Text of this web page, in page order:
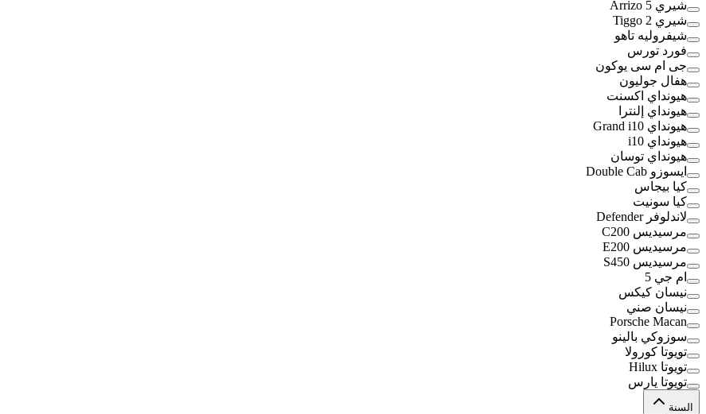
شيري Arrizo 5
شيري Tiggo 2
شيفروليه تاهو
فورد تورس
جى ام سى يوكون
هفال جوليون
هيونداي اكسنت
هيونداي إلنترا
هيونداي Grand i10
هيونداي i10
هيونداي توسان
ايسوزو Double Cab
كيا بيجاس
كيا سونيت
لاندلوفر Defender
مرسيديس C200
مرسيديس E200
مرسيديس S450
ام جي 5
نيسان كيكس
نيسان صني
Porsche Macan
سوزوكي بالينو
تويوتا كورولا
تويوتا Hilux
تويوتا يارس
السنة